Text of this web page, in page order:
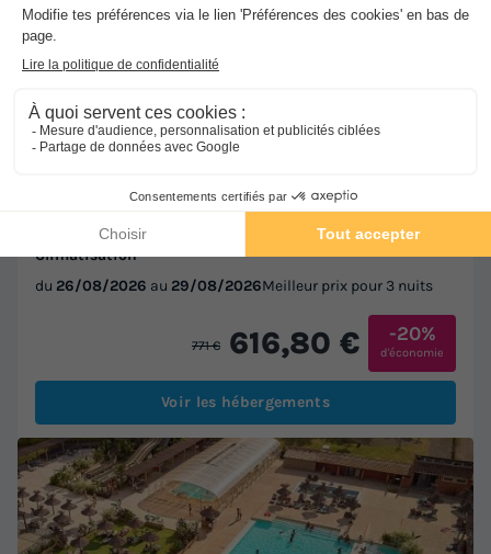
Sitges-Voir sur la carte
Avis clients
Point Wifi gratuit Bord de mer
+ 1
MOBILHOME 4 personnes - Premium | 2 Chambres | 4
Couchages | Terrasse Lounge | 1 Salle de bain |
Climatisation
du 26/08/2026 au 29/08/2026Meilleur prix pour 3 nuits
771 € 616,80 € -20%
d'économie
Voir les hébergements